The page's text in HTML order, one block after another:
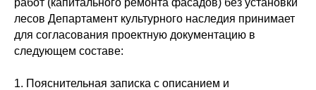
лесов Департамент культурного наследия принимает
для согласования проектную документацию в
следующем составе:
1. Пояснительная записка с описанием и